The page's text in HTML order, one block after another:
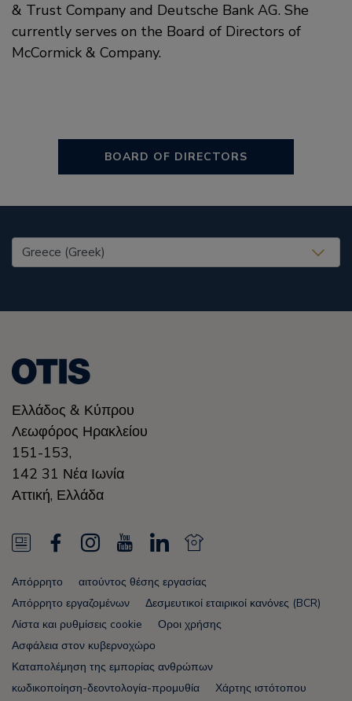
& Trust Company and Deutsche Bank AG. She
currently serves on the Board of Directors of
McCormick & Company.
BOARD OF DIRECTORS
United States (EN)
Ελλάδoς & Κύπρου
Λεωφόρος Ηρακλείου
151-153,
142 31 Νέα Ιωνία
Αττική, Ελλάδα
N
e
w
s
F
e
c
e
b
o
I
n
s
t
a
g
o
T
u
b
L
n
k
e
d
N
w
s
Απόρρητο
αιτούντος θέσης εργασίας
Απόρρητο εργαζομένων
Δεσμευτικοί εταιρικοί κανόνες (BCR)
Λίστα και ρυθμίσεις cookie
Οροι χρήσης
Ασφάλεια στον κυβερνοχώρο
Καταπολέμηση της εμπορίας ανθρώπων
κωδικοποίηση-δεοντολογία-προμυθία
Χάρτης ιστότοπου